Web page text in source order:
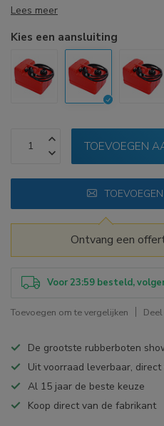
Lees meer
Kies een aansluiting
TOEVOEGEN
Ontvang een
Voor 23:59 besteld,
Toevoegen om te vergelijken
De grootste rubberboten
Uit voorraad leverbaar, direct
Al 15 jaar de beste keuze
Koop direct van de fabrikant